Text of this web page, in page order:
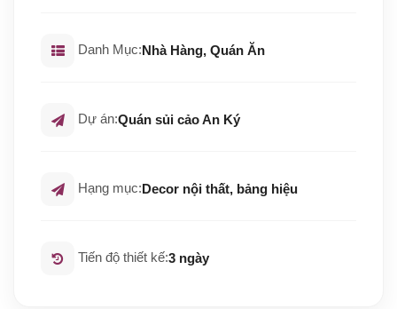
Danh Mục:Nhà Hàng, Quán Ăn
Dự án:Quán sủi cảo An Ký
Hạng mục:Decor nội thất, bảng hiệu
Tiến độ thiết kế:3 ngày